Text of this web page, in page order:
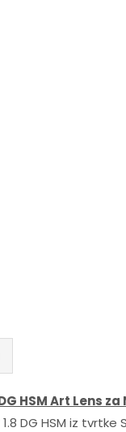
HSM Art Lens za
1.8 DG HSM iz